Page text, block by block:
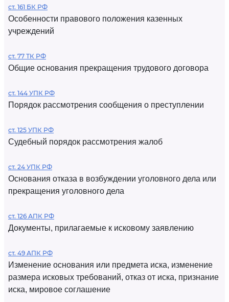
ст. 161 БК РФ
Особенности правового положения казенных
учреждений
ст. 77 ТК РФ
Общие основания прекращения трудового договора
ст. 144 УПК РФ
Порядок рассмотрения сообщения о преступлении
ст. 125 УПК РФ
Судебный порядок рассмотрения жалоб
ст. 24 УПК РФ
Основания отказа в возбуждении уголовного дела или
прекращения уголовного дела
ст. 126 АПК РФ
Документы, прилагаемые к исковому заявлению
ст. 49 АПК РФ
Изменение основания или предмета иска, изменение
размера исковых требований, отказ от иска, признание
иска, мировое соглашение